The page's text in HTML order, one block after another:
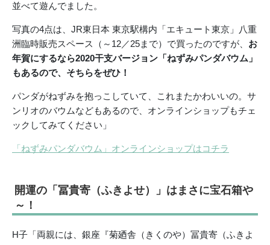
並べて遊んでました。
写真の4点は、JR東日本 東京駅構内「エキュート東京」八重
洲臨時販売スペース（～12／25まで）で買ったのですが、 お
年賀にするなら2020干支バージョン「ねずみパンダバウム」
もあるので、そちらをぜひ！
パンダがねずみを抱っこしていて、これまたかわいいの。サ
ンリオのバウムなどもあるので、オンラインショップもチェ
ックしてみてください」
「ねずみパンダバウム」オンラインショップはコチラ
開運の「冨貴寄（ふきよせ）」はまさに宝石箱や
～！
H子「両親には、銀座『菊廼舎（きくのや）冨貴寄（ふきよ